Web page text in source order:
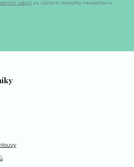
údajů za účelem rozesílky newsletteru.